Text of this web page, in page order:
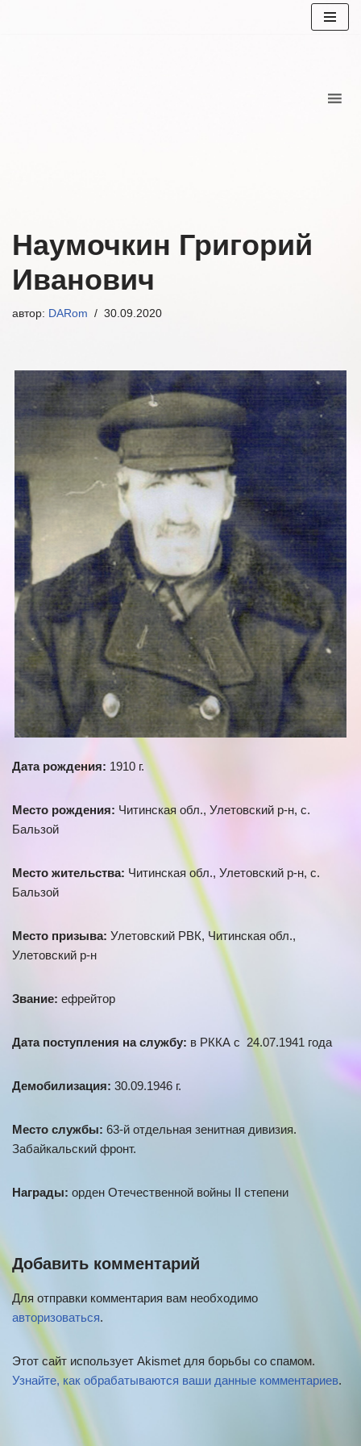
Наумочкин Григорий
Иванович
автор: DARom 30.09.2020
Дата рождения: 1910 г.
Место рождения: Читинская обл., Улетовский р-н, с.
Бальзой
Место жительства: Читинская обл., Улетовский р-н, с.
Бальзой
Место призыва: Улетовский РВК, Читинская обл.,
Улетовский р-н
Звание: ефрейтор
Дата поступления на службу: в РККА с 24.07.1941 года
Демобилизация: 30.09.1946 г.
Место службы: 63-й отдельная зенитная дивизия.
Забайкальский фронт.
Награды: орден Отечественной войны II степени
Добавить комментарий
Для отправки комментария вам необходимо
авторизоваться.
Этот сайт использует Akismet для борьбы со спамом.
Узнайте, как обрабатываются ваши данные комментариев.